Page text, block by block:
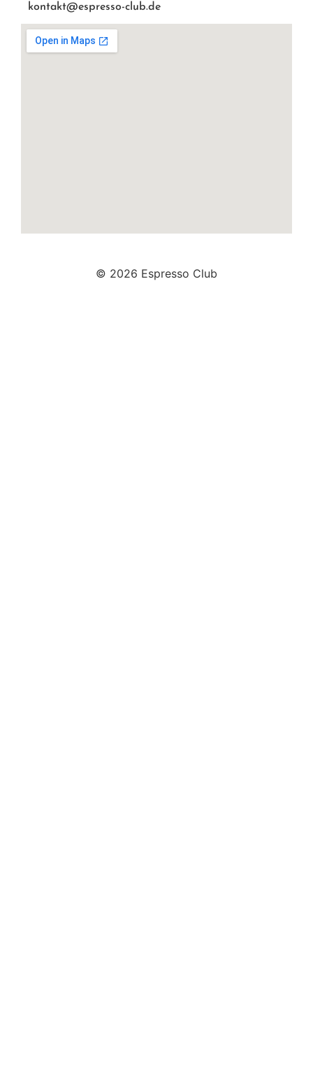
kontakt@espresso-club.de
© 2026 Espresso Club